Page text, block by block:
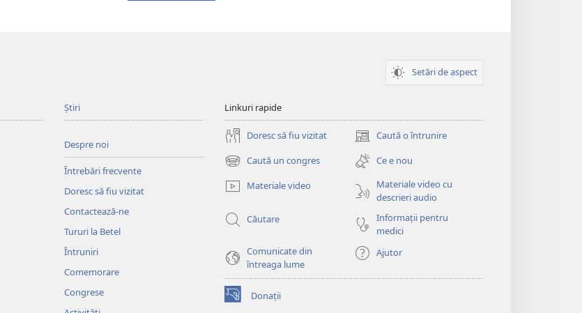
Setări de aspect
Știri
Despre noi
Întrebări frecvente
Doresc să fiu vizitat
Contactează-ne
Tururi la Betel
Întruniri
Comemorare
Congrese
Linkuri rapide
Doresc să fiu vizitat Caută o întrunire
(se
deschide
o
fereastră
nouă)
Caută un congres
(se
deschide
o
nouă)
Ce e nou
Materiale video
Materiale video cu
descrieri audio
Căutare
Informații pentru
medici
Comunicate din
întreaga lume
Ajutor
Donații
(se